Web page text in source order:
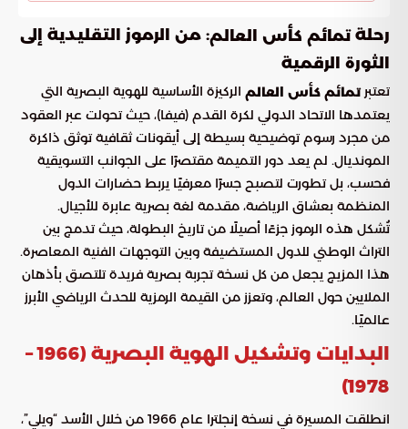
رحلةتمائم كأس العالم: من الرموز التقليدية إلى
الثورة الرقمية
تعتبرتمائم كأس العالم الركيزة الأساسية للهوية البصرية التي
يعتمدها الاتحاد الدولي لكرة القدم (فيفا)، حيث تحولت عبر العقود
من مجرد رسوم توضيحية بسيطة إلى أيقونات ثقافية توثق ذاكرة
المونديال. لم يعد دور التميمة مقتصرًا على الجوانب التسويقية
فحسب، بل تطورت لتصبح جسرًا معرفيًا يربط حضارات الدول
المنظمة بعشاق الرياضة، مقدمة لغة بصرية عابرة للأجيال.
تُشكل هذه الرموز جزءًا أصيلًا من تاريخ البطولة، حيث تدمج بين
التراث الوطني للدول المستضيفة وبين التوجهات الفنية المعاصرة.
هذا المزيج يجعل من كل نسخة تجربة بصرية فريدة تلتصق بأذهان
الملايين حول العالم، وتعزز من القيمة الرمزية للحدث الرياضي الأبرز
عالميًا.
البدايات وتشكيل الهوية البصرية (1966 –
1978)
انطلقت المسيرة في نسخة إنجلترا عام 1966 من خلال الأسد “ويلي”،